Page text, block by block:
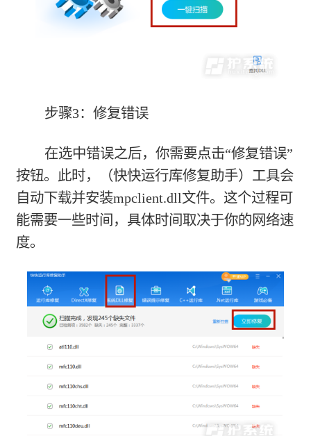
步骤3：修复错误
在选中错误之后，你需要点击“修复错误”
按钮。此时，（快快运行库修复助手）工具会
自动下载并安装mpclient.dll文件。这个过程可
能需要一些时间，具体时间取决于你的网络速
度。